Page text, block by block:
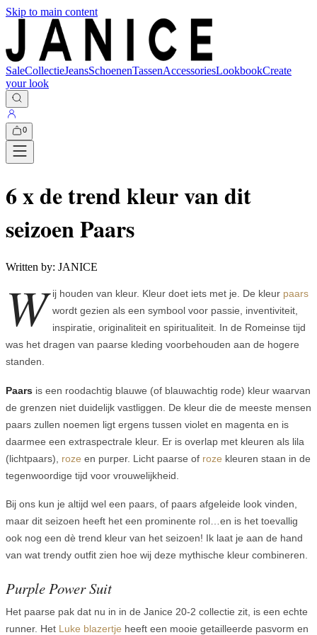
Skip to main content
SaleCollectieJeansSchoenenTassenAccessoriesLookbookCreate
your look
0
6 x de trend kleur van dit
seizoen Paars
Written by: JANICE
W ij houden van kleur. Kleur doet iets met je. De kleur paars
wordt gezien als een symbool voor passie, inventiviteit,
inspiratie, originaliteit en spiritualiteit. In de Romeinse tijd
was het dragen van paarse kleding voorbehouden aan de hogere
standen.
Paars is een roodachtig blauwe (of blauwachtig rode) kleur waarvan
de grenzen niet duidelijk vastliggen. De kleur die de meeste mensen
paars zullen noemen ligt ergens tussen violet en magenta en is
daarmee een extraspectrale kleur. Er is overlap met kleuren als lila
(lichtpaars), roze en purper. Licht paarse of roze kleuren staan in de
tegenwoordige tijd voor vrouwelijkheid.
Bij ons kun je altijd wel een paars, of paars afgeleide look vinden,
maar dit seizoen heeft het een prominente rol…en is het toevallig
ook nog een dè trend kleur van het seizoen! Ik laat je aan de hand
van wat trendy outfit zien hoe wij deze mythische kleur combineren.
Purple Power Suit
Het paarse pak dat nu in in de Janice 20-2 collectie zit, is een echte
runner. Het Luke blazertje heeft een mooie getailleerde pasvorm en